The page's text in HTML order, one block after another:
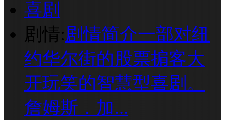
喜剧
剧情:剧情简介一部对纽
约华尔街的股票掮客大
开玩笑的智慧型喜剧。
詹姆斯．加...